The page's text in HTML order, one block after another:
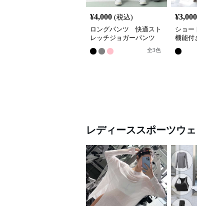
¥4,000 (税込)
ロングパンツ 快適スト
レッチジョガーパンツ
全3色
¥3,000
ショ
機能付
レディーススポーツウ